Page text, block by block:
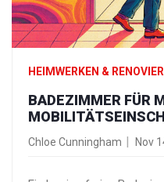
HEIMWERKEN &
BADEZIMMER FÜR
UMBAUEN:
Chloe Cunningham Nov